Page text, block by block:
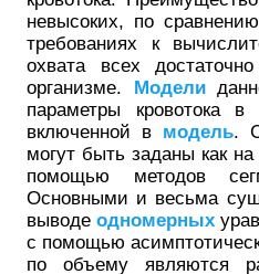
невысоких, по
требованиях к
охвата всех
организме. Модели
параметры кровотока
включенной в модель.
могут быть заданы как
помощью методов
Основными и весьма
выводе одномерных
с помощью
по объему являются